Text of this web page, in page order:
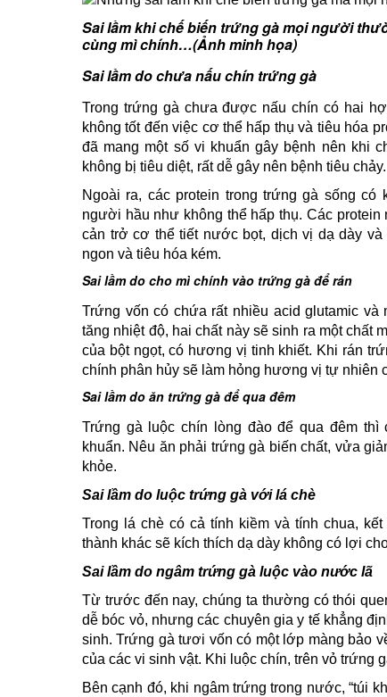
Sai lầm khi chế biến trứng gà mọi người
cùng mì chính…(Ảnh minh họa)
Sai lầm do chưa nấu chín trứnggà
Trong trứng gà chưa được nấu chín có hai
không tốt đến việc cơ thể hấp thụ và tiêu hóa
đã mang một số vi khuẩn gây bệnh nên khi
không bị tiêu diệt, rất dễ gây nên bệnh tiêu chảy.
Ngoài ra, các protein trong trứng gà sống
người hầu như không thể hấp thụ. Các
cản trở cơ thể tiết nước bọt, dịch vị dạ dày
ngon và tiêu hóa kém.
Sai lầm do cho mì chính vào trứng gà để rán
Trứng vốn có chứa rất nhiều acid glutamic
tăng nhiệt độ, hai chất này sẽ sinh ra một chất
của bột ngọt, có hương vị tinh khiết. Khi rán
chính phân hủy sẽ làm hỏng hương vị tự nhiên
Sai lầm do ăn trứng gà để qua đêm
Trứng gà luộc chín lòng đào để qua đêm
khuẩn. Nêu ăn phải trứng gà biến chất, vửa
khỏe.
Sai lầm do luộc trứng gà với lá chè
Trong lá chè có cả tính kiềm và tính chua,
thành khác sẽ kích thích dạ dày không có lợi
Sai lầm do ngâm trứng gà luộc vào nước lã
Từ trước đến nay, chúng ta thường có thói
dễ bóc vỏ, nhưng các chuyên gia y tế khẳng
sinh. Trứng gà tươi vốn có một lớp màng bảo
của các vi sinh vật. Khi luộc chín, trên vỏ trứng
Bên cạnh đó, khi ngâm trứng trong nước, “túi